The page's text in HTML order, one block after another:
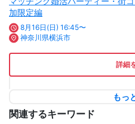
加限定編
8月16日(日) 16:45〜
神奈川県横浜市
詳細
もっ
関連するキーワード